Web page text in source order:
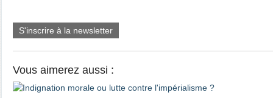
S'inscrire à la newsletter
Vous aimerez aussi :